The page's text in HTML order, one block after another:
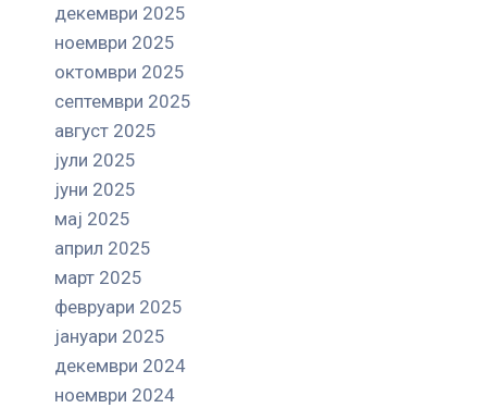
декември 2025
ноември 2025
октомври 2025
септември 2025
август 2025
јули 2025
јуни 2025
мај 2025
април 2025
март 2025
февруари 2025
јануари 2025
декември 2024
ноември 2024